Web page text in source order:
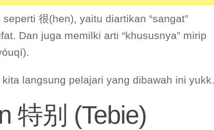
很(hen), yaitu diartikan “sangat”
Dan juga memilki arti “khususnya” mirip
langsung pelajari yang dibawah ini yukk.
特别 (Tebie)